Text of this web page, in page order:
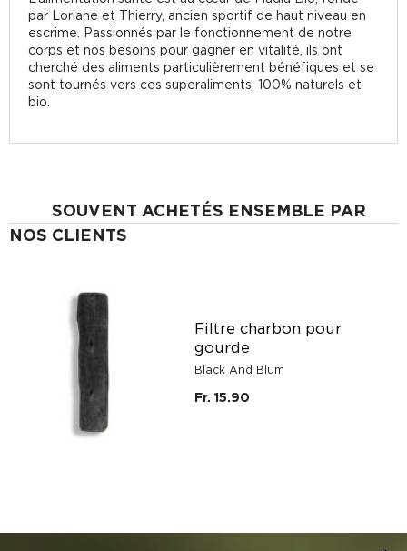
par Loriane et Thierry, ancien sportif de haut niveau en
escrime. Passionnés par le fonctionnement de notre
corps et nos besoins pour gagner en vitalité, ils ont
cherché des aliments particulièrement bénéfiques et se
sont tournés vers ces superaliments, 100% naturels et
bio.
SOUVENT ACHETÉS ENSEMBLE PAR
NOS CLIENTS
Filtre charbon pour
gourde
Black And Blum
Fr. 15.90